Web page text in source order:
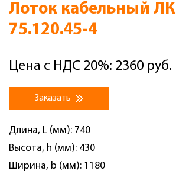
Лоток кабельный ЛК
75.120.45-4
Цена с НДС 20%: 2360 руб.
Заказать
Длина, L (мм): 740
Высота, h (мм): 430
Ширина, b (мм): 1180